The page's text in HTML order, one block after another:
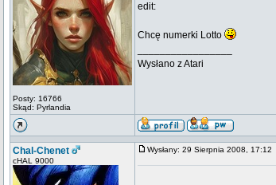
Posty: 16766
Skąd: Pyrlandia
edit:
Chcę numerki Lotto
Wysłano z Atari
Chal-Chenet
cHAL 9000
Wysłany: 29 Sierpnia 2008, 17:12